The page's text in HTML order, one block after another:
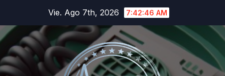
contenido
Vie. Ago 7th, 2026 7:42:47 AM